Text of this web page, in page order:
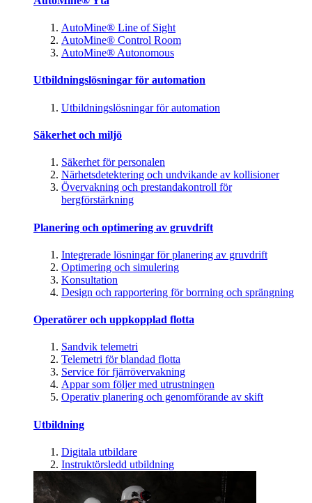
AutoMine® Line of Sight
AutoMine® Control Room
AutoMine® Autonomous
Utbildningslösningar för automation
Utbildningslösningar för automation
Säkerhet och miljö
Säkerhet för personalen
Närhetsdetektering och undvikande av kollisioner
Övervakning och prestandakontroll för
bergförstärkning
Planering och optimering av gruvdrift
Integrerade lösningar för planering av gruvdrift
Optimering och simulering
Konsultation
Design och rapportering för borrning och sprängning
Operatörer och uppkopplad flotta
Sandvik telemetri
Telemetri för blandad flotta
Service för fjärrövervakning
Appar som följer med utrustningen
Operativ planering och genomförande av skift
Utbildning
Digitala utbildare
Instruktörsledd utbildning